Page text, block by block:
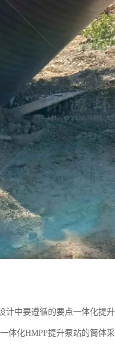
中要遵循的要点一体化提
化HMPP提升泵站的筒体